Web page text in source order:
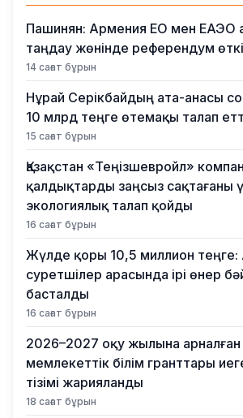
Пашинян: Армения ЕО мен ЕАЭО
таңдау жөнінде референдум
14 сағат бұрын
Нұрай Серікбайдың ата-анасы
10 млрд теңге өтемақы талап
15 сағат бұрын
Қазақстан «Теңізшевройл»
қалдықтарды заңсыз сақтағаны
экологиялық талап қойды
16 сағат бұрын
Жүлде қоры 10,5 миллион
суретшілер арасында ірі өнер
басталды
16 сағат бұрын
2026–2027 оқу жылына арналған
мемлекеттік білім гранттары
тізімі жарияланды
18 сағат бұрын